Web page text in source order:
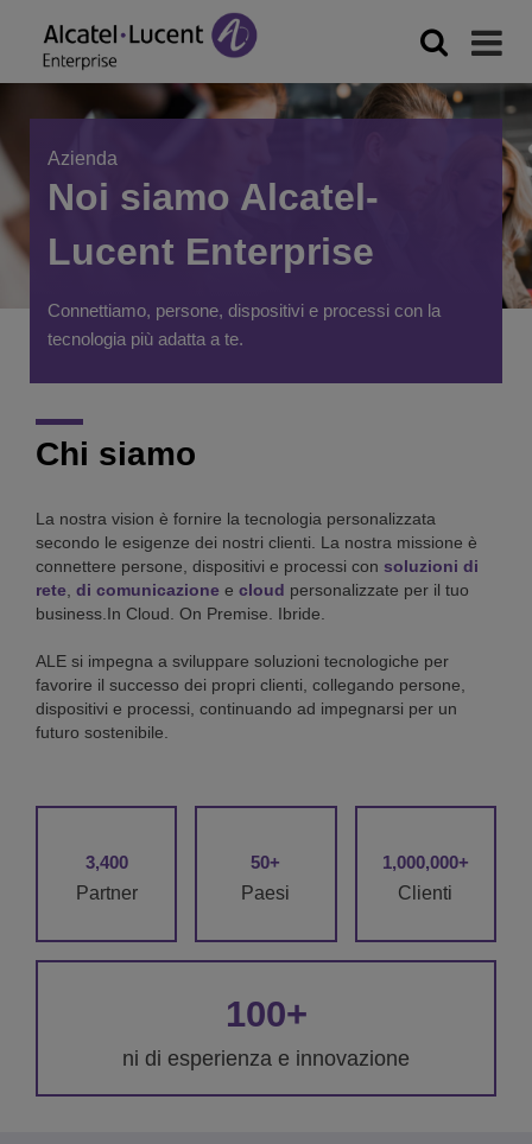
Azienda
Noi siamo Alcatel-
Lucent Enterprise
Connettiamo, persone, dispositivi e processi con la
tecnologia più adatta a te.
Chi siamo
La nostra vision è fornire la tecnologia personalizzata
secondo le esigenze dei nostri clienti. La nostra missione è
connettere persone, dispositivi e processi con soluzioni di
rete, di comunicazione e cloud personalizzate per il tuo
business.In Cloud. On Premise. Ibride.
ALE si impegna a sviluppare soluzioni tecnologiche per
favorire il successo dei propri clienti, collegando persone,
dispositivi e processi, continuando ad impegnarsi per un
futuro sostenibile.
3,400
Partner
50+
Paesi
1,000,000+
Clienti
100+
ni di esperienza e innovazione